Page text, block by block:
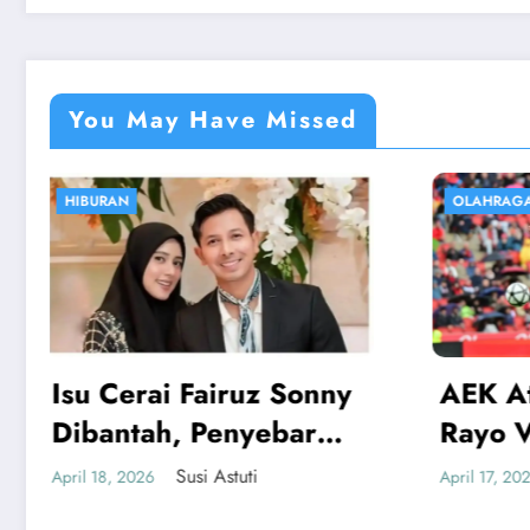
You May Have Missed
OLAHRAGA
AEK Athens vs Rayo:
Rayo Vallecano Lolos
ke Semifinal
April 17, 2026 Susi Astuti
EKONOMI
April 15,